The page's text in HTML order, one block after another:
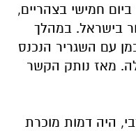
חמישי בצהריים,
בישראל. במהלך
עם השגריר הנכנס
מאז נותק הקשר
היה דמות מוכרת